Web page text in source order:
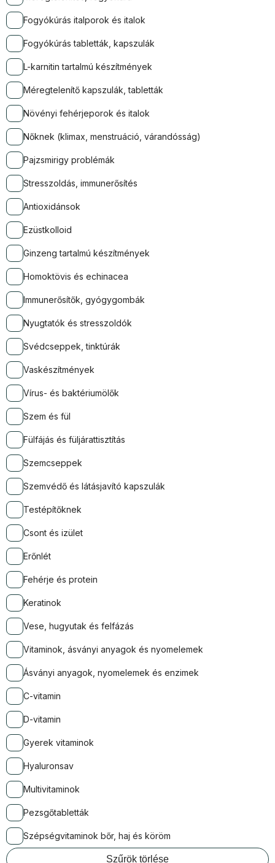
Fogyókúrás italporok és italok
Fogyókúrás tabletták, kapszulák
L-karnitin tartalmú készítmények
Méregtelenítő kapszulák, tabletták
Növényi fehérjeporok és italok
Nőknek (klimax, menstruáció, várandósság)
Pajzsmirigy problémák
Stresszoldás, immunerősítés
Antioxidánsok
Ezüstkolloid
Ginzeng tartalmú készítmények
Homoktövis és echinacea
Immunerősítők, gyógygombák
Nyugtatók és stresszoldók
Svédcseppek, tinktúrák
Vaskészítmények
Vírus- és baktériumölők
Szem és fül
Fülfájás és füljárattisztítás
Szemcseppek
Szemvédő és látásjavító kapszulák
Testépítőknek
Csont és izület
Erőnlét
Fehérje és protein
Keratinok
Vese, hugyutak és felfázás
Vitaminok, ásványi anyagok és nyomelemek
Ásványi anyagok, nyomelemek és enzimek
C-vitamin
D-vitamin
Gyerek vitaminok
Hyaluronsav
Multivitaminok
Pezsgőtabletták
Szépségvitaminok bőr, haj és köröm